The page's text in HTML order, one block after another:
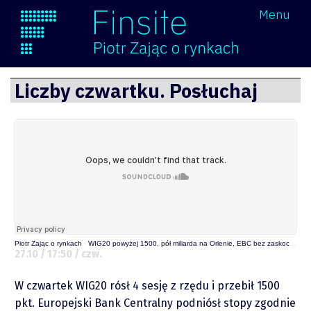
Menu
O mnie
Przejdź
do
Liczby czwartku. Posłuchaj
Piotr Zając o rynkach · WIG20 powyżej 1500, pół miliarda na Orlenie, EBC bez zaskoczeń, słabość Facebooka i siła Dogecoina
27.10 / 17:50 / czw.
W czwartek WIG20 rósł 4 sesję z rzędu i przebił 1500
pkt. Europejski Bank Centralny podniósł stopy zgodnie